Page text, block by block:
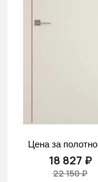
Цена за полотно
18 827 ₽
22 150 ₽